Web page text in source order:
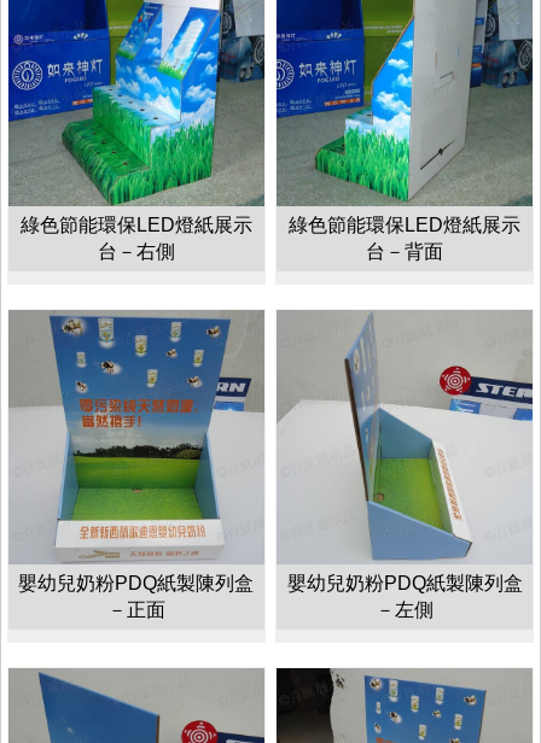
綠色節能環保LED燈紙展示
台－右側
綠色節能環保LED燈紙展示
台－背面
嬰幼兒奶粉PDQ紙製陳列盒
－正面
嬰幼兒奶粉PDQ紙製陳列盒
－左側